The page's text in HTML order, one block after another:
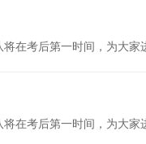
在考后第一时间，为大家
在考后第一时间，为大家